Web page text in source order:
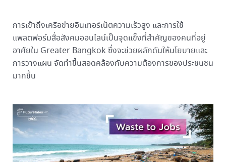
การเข้าถึงเครือข่ายอินเทอร์เน็ตความเร็วสูง และการใช้
แพลตฟอร์มสื่อสังคมออนไลน์เป็นจุดแข็งที่สำคัญของคนที่อยู่
อาศัยใน Greater Bangkok ซึ่งจะช่วยผลักดันให้นโยบายและ
การวางแผน จัดทำขึ้นสอดคล้องกับความต้องการของประชนชน
มากขึ้น